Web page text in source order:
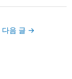
다음 글 →